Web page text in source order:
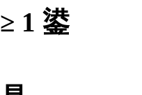
≥ 1 鍙